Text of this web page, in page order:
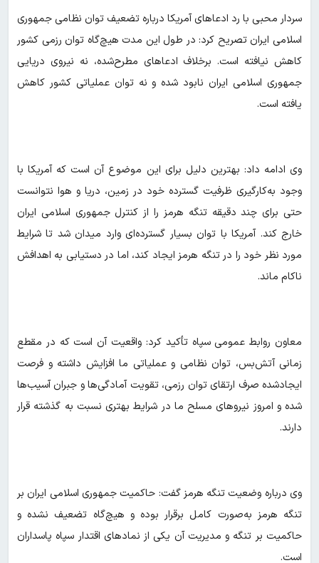
سردار محبی با رد ادعاهای آمریکا درباره تضعیف توان نظامی جمهوری
اسلامی ایران تصریح کرد: در طول این مدت هیچ‌گاه توان رزمی کشور
کاهش نیافته است. برخلاف ادعاهای مطرح‌شده، نه نیروی دریایی
جمهوری اسلامی ایران نابود شده و نه توان عملیاتی کشور کاهش
یافته است.
وی ادامه داد: بهترین دلیل برای این موضوع آن است که آمریکا با
وجود به‌کارگیری ظرفیت گسترده خود در زمین، دریا و هوا نتوانست
حتی برای چند دقیقه تنگه هرمز را از کنترل جمهوری اسلامی ایران
خارج کند. آمریکا با توان بسیار گسترده‌ای وارد میدان شد تا شرایط
مورد نظر خود را در تنگه هرمز ایجاد کند، اما در دستیابی به اهدافش
ناکام ماند.
معاون روابط عمومی سپاه تأکید کرد: واقعیت آن است که در مقطع
زمانی آتش‌بس، توان نظامی و عملیاتی ما افزایش داشته و فرصت
ایجادشده صرف ارتقای توان رزمی، تقویت آمادگی‌ها و جبران آسیب‌ها
شده و امروز نیروهای مسلح ما در شرایط بهتری نسبت به گذشته قرار
دارند.
وی درباره وضعیت تنگه هرمز گفت: حاکمیت جمهوری اسلامی ایران بر
تنگه هرمز به‌صورت کامل برقرار بوده و هیچ‌گاه تضعیف نشده و
حاکمیت بر تنگه و مدیریت آن یکی از نمادهای اقتدار سپاه پاسداران
است.